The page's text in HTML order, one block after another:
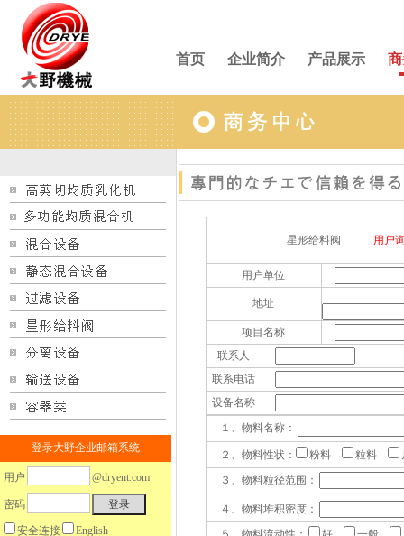
首页 企业简介 产品展示
登录大野企业邮箱系统
用户 @dryent.com
密码
安全连接 English
星形给料阀 用户
用户单位
地址
项目名称
联系人
联系电话
设备名称
１、物料名称：
２、物料性状： 粉料 粒料
３、物料粒径范围：
４、物料堆积密度：